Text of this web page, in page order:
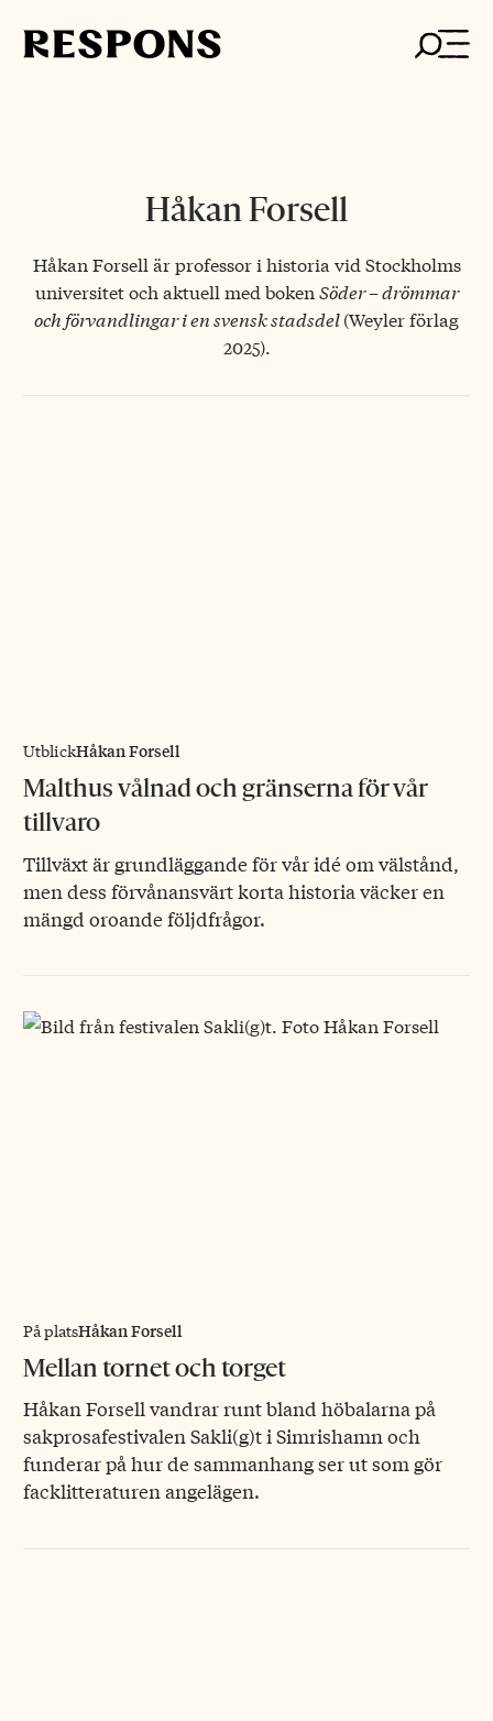
Håkan Forsell
Håkan Forsell är professor i historia vid Stockholms
universitet och aktuell med boken Söder – drömmar
och förvandlingar i en svensk stadsdel(Weyler förlag
2025).
UtblickHåkan Forsell
Malthus vålnad och gränserna för vår
tillvaro
Tillväxt är grundläggande för vår idé om välstånd,
men dess förvånansvärt korta historia väcker en
mängd oroande följdfrågor.
På platsHåkan Forsell
Mellan tornet och torget
Håkan Forsell vandrar runt bland höbalarna på
sakprosafestivalen Sakli(g)t i Simrishamn och
funderar på hur de sammanhang ser ut som gör
facklitteraturen angelägen.